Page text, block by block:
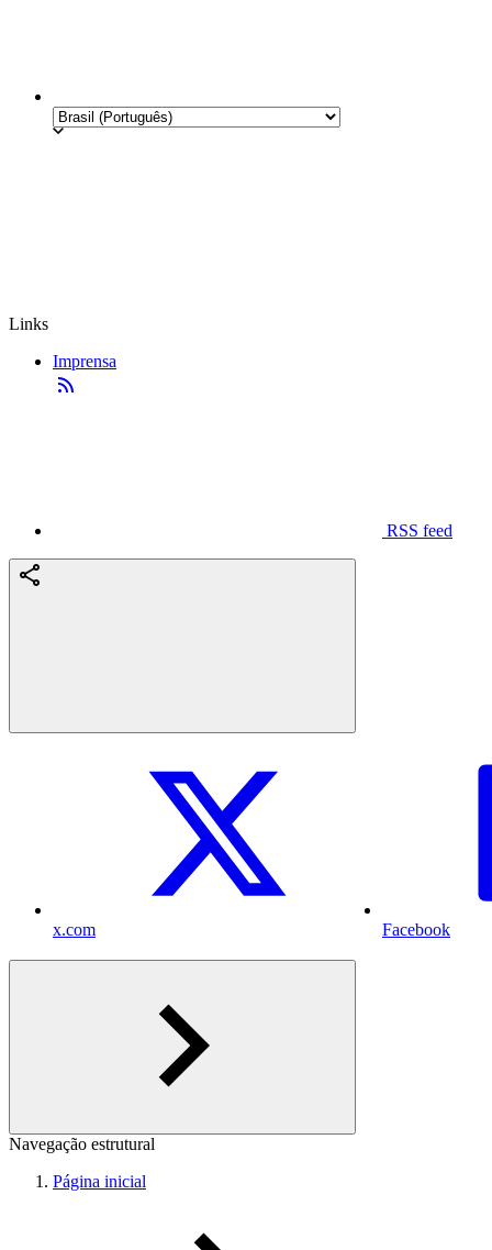
Links
Imprensa
RSS feed
x.com Facebook
Navegação estrutural
Página inicial